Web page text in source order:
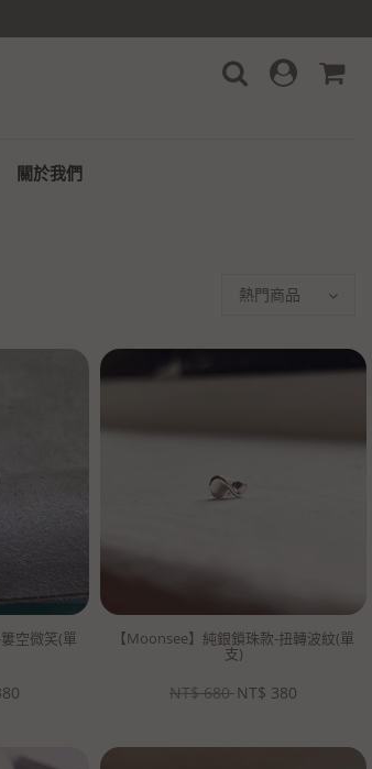
關於我們
空微笑(單 【Moonsee】純銀鎖珠款-扭轉波紋(單
支)
NT$ 680 NT$ 380